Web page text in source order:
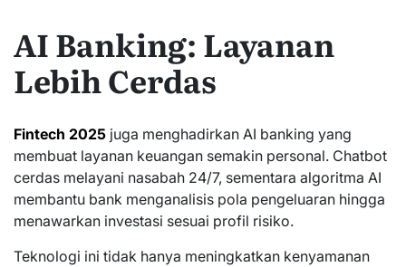
AI Banking: Layanan
Lebih Cerdas
Fintech 2025 juga menghadirkan AI banking yang
membuat layanan keuangan semakin personal. Chatbot
cerdas melayani nasabah 24/7, sementara algoritma AI
membantu bank menganalisis pola pengeluaran hingga
menawarkan investasi sesuai profil risiko.
Teknologi ini tidak hanya meningkatkan kenyamanan